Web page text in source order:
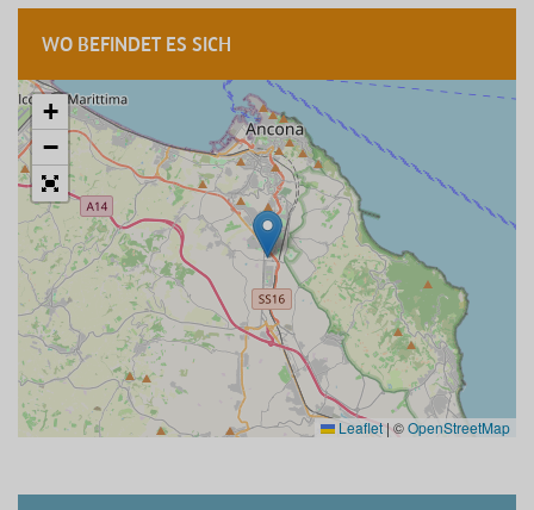
WO BEFINDET ES SICH
+
−
Leaflet | ©OpenStreetMap